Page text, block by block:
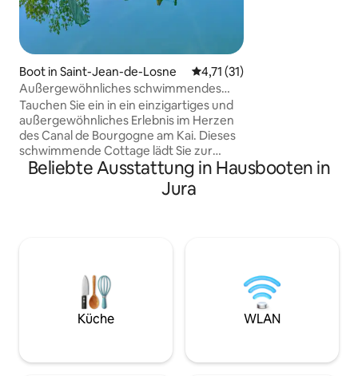
Boot in Saint-Jean-de-Losne Durchschnittliche Bewertung:
4,71 (31)
Außergewöhnliches schwimmendes
Cottage Privater Vintage-Jacuzzi
Tauchen Sie ein in ein einzigartiges und
außergewöhnliches Erlebnis im Herzen
des Canal de Bourgogne am Kai. Dieses
schwimmende Cottage lädt Sie zur
Entspannung und Abwechslung ein und
bietet Ihnen gleichzeitig modernen
Komfort mit Heizung, Klimaanlage und
Wetterlage und Zeitraum
(Sonnenschein). Pauschale für den
Zugang zum Spa bei längerem
Aufenthalt möglich. Bettwäsche und
Beliebte Ausstattung in Hausbooten in
Jura
Küche WLAN